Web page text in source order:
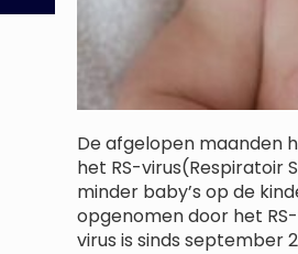
De afgelopen maanden
het RS-virus(Respiratoir
minder baby’s op de
opgenomen door het
virus is sinds september